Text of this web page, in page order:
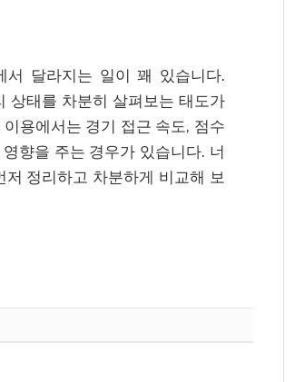
달라지는 일이 꽤 있습니다.
상태를 차분히 살펴보는 태도가
용에서는 경기 접근 속도, 점수
향을 주는 경우가 있습니다. 너
정리하고 차분하게 비교해 보